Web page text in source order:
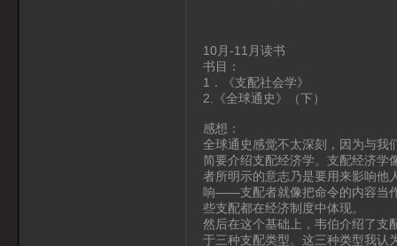
10月-11月读书
书目：
1．《支配社会学》
2.《全球通史》（下）
感想：
全球通史感觉不太深刻，因为与我
简要介绍支配经济学。支配经济学
者所明示的意志乃是要用来影响他
响——支配者就像把命令的内容当
些支配都在经济制度中体现。
然后在这个基础上，韦伯介绍了支
于三种支配类型。这三种类型我认